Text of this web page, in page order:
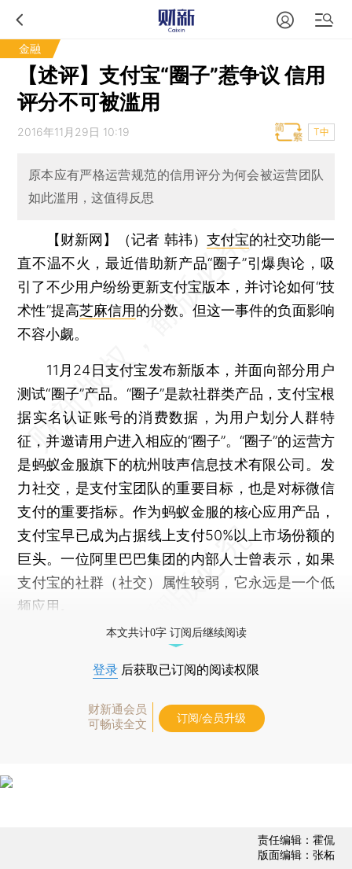
金融
【述评】支付宝“圈子”惹争议 信用
评分不可被滥用
2016年11月29日 10:19 T中
原本应有严格运营规范的信用评分为何会被运营团队
如此滥用，这值得反思
【财新网】（记者 韩祎） 支付宝的社交功能一
直不温不火，最近借助新产品“圈子”引爆舆论，吸
引了不少用户纷纷更新支付宝版本，并讨论如何“技
术性”提高芝麻信用的分数。但这一事件的负面影响
不容小觑。
11月24日支付宝发布新版本，并面向部分用户
测试“圈子”产品。“圈子”是款社群类产品，支付宝根
据实名认证账号的消费数据，为用户划分人群特
征，并邀请用户进入相应的“圈子”。“圈子”的运营方
是蚂蚁金服旗下的杭州吱声信息技术有限公司。发
力社交，是支付宝团队的重要目标，也是对标微信
支付的重要指标。作为蚂蚁金服的核心应用产品，
支付宝早已成为占据线上支付50%以上市场份额的
巨头。一位阿里巴巴集团的内部人士曾表示，如果
支付宝的社群（社交）属性较弱，它永远是一个低
频应用。
本文共计0字 订阅后继续阅读
登录 后获取已订阅的阅读权限
财新通会员
可畅读全文
订阅/会员升级
责任编辑：霍侃
版面编辑：张柘